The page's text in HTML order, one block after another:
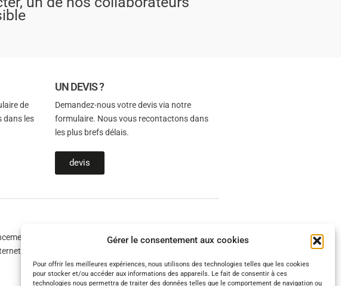
Gérer le consentement aux cookies
Pour offrir les meilleures expériences, nous utilisons des technologies telles que les cookies
pour stocker et/ou accéder aux informations des appareils. Le fait de consentir à ces
technologies nous permettra de traiter des données telles que le comportement de navigation ou
de
dans les
UN DEVIS ?
Demandez-nous votre devis via notre
formulaire. Nous vous recontactons dans
les plus brefs délais.
devis
de votre réflexion, disposez d’un